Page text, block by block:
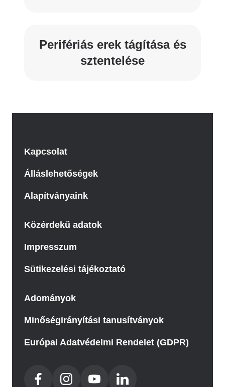
Perifériás erek tágítása és
sztentelése
Kapcsolat
Álláslehetőségek
Alapítványaink
Közérdekű adatok
Impresszum
Sütikezelési tájékoztató
Adományok
Minőségirányítási tanusítványok
Európai Adatvédelmi Rendelet (GDPR)